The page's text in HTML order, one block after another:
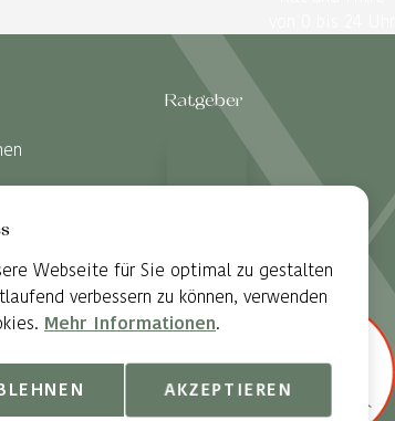
Ratgeber
Webseite für Sie optimal zu gestalten
verbessern zu können, verwenden
Mehr Informationen.
AKZEPTIEREN